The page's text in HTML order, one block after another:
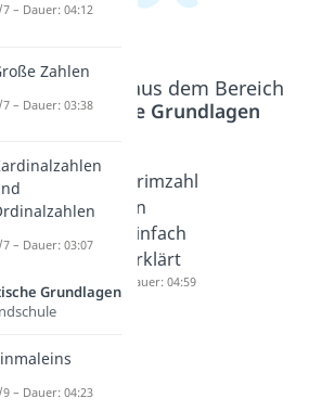
Inhalte aus dem Bereich
Mathematische Grundlagen
en
Primzahl
en
einfach
erklärt
Dauer: 04:59
– Dauer: 04:12
Zahlen
– Dauer: 03:38
– Dauer: 03:07
Grundlagen
9 – Dauer: 04:23